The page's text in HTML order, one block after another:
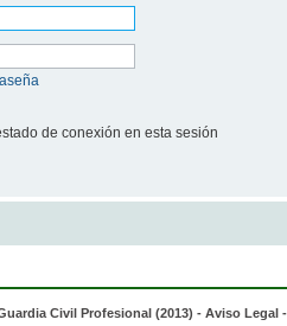
de conexión en esta sesión
Civil Profesional (2013) - Aviso Legal -